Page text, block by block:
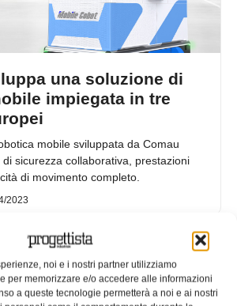
noi e i nostri partner utilizziamo
per memorizzare e/o accedere alle informazioni
a queste tecnologie permetterà a noi e ai nostri
una soluzione di
impiegata in tre
mobile sviluppata da Comau
sicurezza collaborativa, prestazioni
di movimento completo.
2023